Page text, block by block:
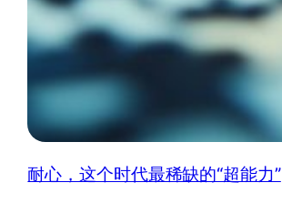
耐心，这个时代最稀缺的“超能力”